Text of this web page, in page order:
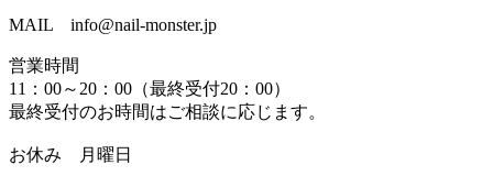
MAIL info@nail-monster.jp
営業時間
11：00～20：00（最終受付20：00）
最終受付のお時間はご相談に応じます。
お休み 月曜日